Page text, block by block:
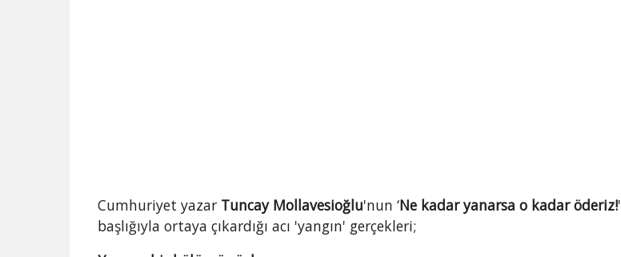
Cumhuriyet yazar Tuncay Mollavesioğlu'nun ‘Ne kadar yanarsa o kadar öderiz!'
başlığıyla ortaya çıkardığı acı 'yangın' gerçekleri;